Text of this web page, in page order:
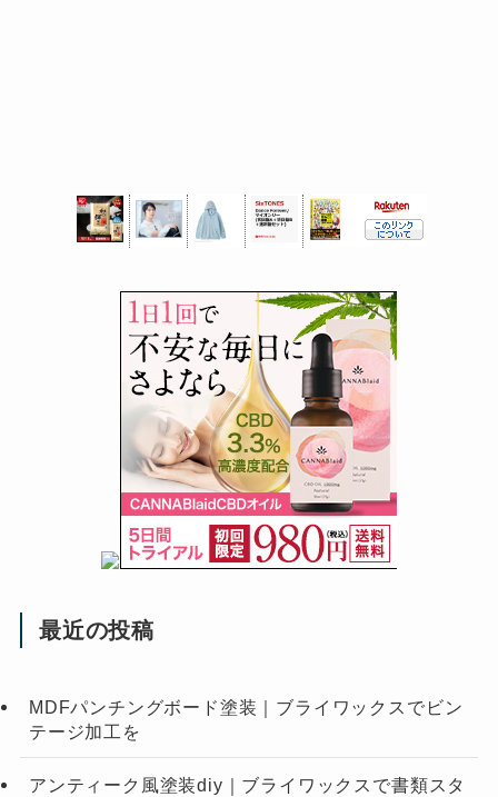
最近の投稿
MDFパンチングボード塗装｜ブライワックスでビン
テージ加工を
アンティーク風塗装diy｜ブライワックスで書類スタ